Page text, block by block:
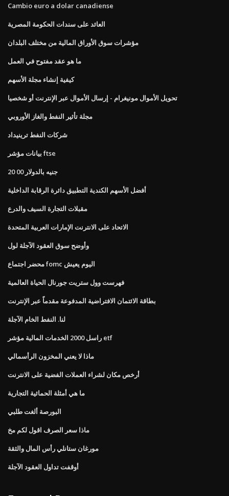
Cambio euro a dolar canadiense
العائد على سندات الحكومة المصرية
مؤشرات سوق الأوراق المالية من مختلف البلدان
ما هو عقد مفتوح في العمل
كيفية إنشاء مجلة الأسهم
تحويل الأموال مونيغرام - إرسال الأموال عبر الإنترنت أو شخصيا
مجلة تأثير النفط والغاز الأوروبي
شركات النفط ترينيداد
بيانات مؤشر ftse
20 00 جنيه بالدولار
أفضل الأسهم الكندية التطبيق دائرة الرقابة الداخلية
مقبلات التجارة السيف والدرع
الاتحاد على الانترنت الإمارات العربية المتحدة
وأوضح سوق العقود الآجلة لول
محضر اجتماع fomc اليوم يعيش
فهرست وول ستريت جورنال الحياة العالمية
بطاقة الائتمان الافتراضية المدفوعة مقدماً عبر الإنترنت
لنا. النفط الخام الآجلة
راسل 2000 الخدمات المالية مؤشر etf
ماذا لا يعني المخزون الرأسمالي
أرخص مكان لشراء العملات الفضية على الانترنت
ما هي أمثلة الحمائية التجارية
البورصة ألغت طلبي
ماذا سعر الصرف اقول لكم مخ
مورغان ستانلي رأس المال والثقة
أوقفت تداول العقود الآجلة